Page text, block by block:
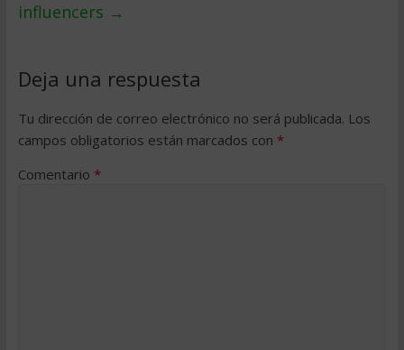
influencers →
Deja una respuesta
Tu dirección de correo electrónico no será publicada. Los
campos obligatorios están marcados con *
Comentario *